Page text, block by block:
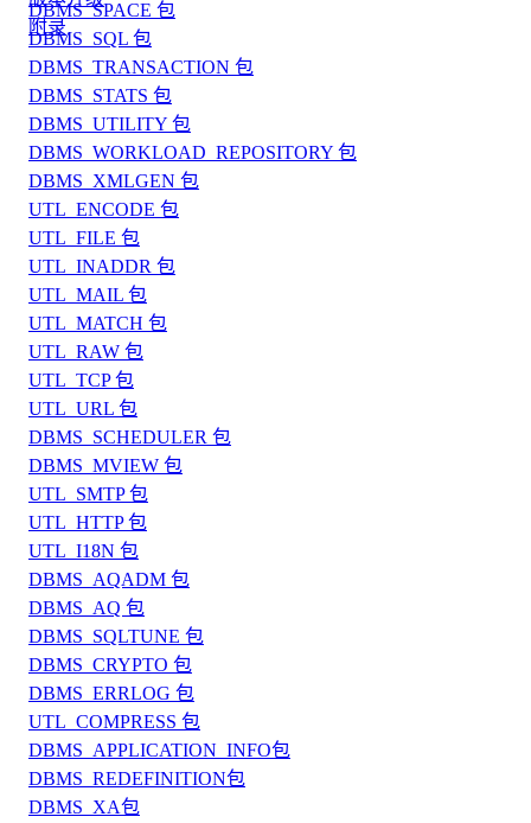
附录
DBMS_SPACE 包
DBMS_SQL 包
DBMS_TRANSACTION 包
DBMS_STATS 包
DBMS_UTILITY 包
DBMS_WORKLOAD_REPOSITORY 包
DBMS_XMLGEN 包
UTL_ENCODE 包
UTL_FILE 包
UTL_INADDR 包
UTL_MAIL 包
UTL_MATCH 包
UTL_RAW 包
UTL_TCP 包
UTL_URL 包
DBMS_SCHEDULER 包
DBMS_MVIEW 包
UTL_SMTP 包
UTL_HTTP 包
UTL_I18N 包
DBMS_AQADM 包
DBMS_AQ 包
DBMS_SQLTUNE 包
DBMS_CRYPTO 包
DBMS_ERRLOG 包
UTL_COMPRESS 包
DBMS_APPLICATION_INFO包
DBMS_REDEFINITION包
DBMS_XA包